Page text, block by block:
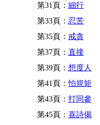
第31頁： 細行
第33頁： 忍苦
第35頁： 戒貪
第37頁： 直接
第39頁： 想度人
第41頁：怕規矩
第43頁： 打同參
第45頁： 喜詩偈